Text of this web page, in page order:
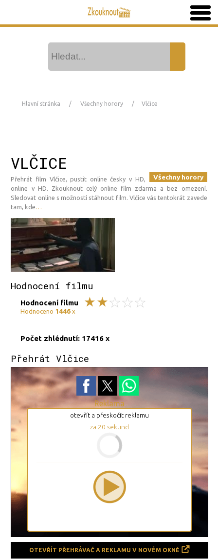
Hlavní stránka Všechny horory Vlčice
VLČICE
Všechny horory
Přehrát film Vlčice, pustit online česky v HD,
online v HD. Zkouknout celý online film zdarma a bez omezení.
Sledovat online s možností stáhnout film. Vlčice vás tentokrát zavede
tam, kde
Hodnocení filmu
Hodnocení filmu
Hodnoceno 1446x
Počet zhlédnutí: 17416 x
Přehrát Vlčice
Reklama
otevřít a přeskočit reklamu
za 19 sekund
OTEVŘÍT PŘEHRÁVAČ A REKLAMU V NOVÉM OKNĚ